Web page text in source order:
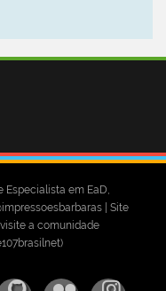
Especialista em EaD,
| Site
a comunidade